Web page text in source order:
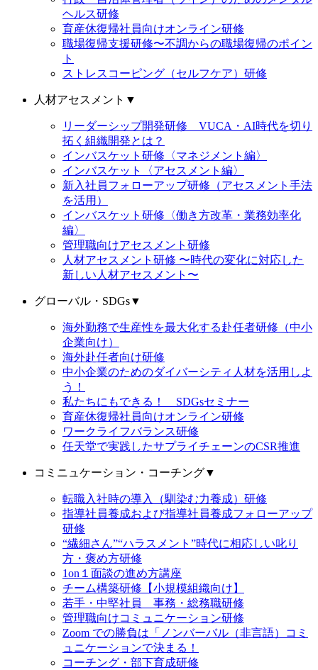
ヘルス研修
育産休復帰社員向けオンライン研修
職場復帰支援研修〜不調からの職場復帰のポイン
ト
ストレスコーピング（セルフケア）研修
人材アセスメント ▼
リーダーシップ開発研修 VUCA・AI時代を切り
拓く組織開発とは？
インバスケット研修〈マネジメント編〉
インバスケット〈アセスメント編〉
新入社員フォローアップ研修（アセスメント手法
を活用）
インバスケット研修〈働き方改革・業務効率化
編〉
管理職向けアセスメント研修
人材アセスメント研修 〜時代の変化に対応した
新しい人材アセスメント〜
グローバル・SDGs▼
海外勤務で生産性を最大化する赴任者研修（中小
企業向け）
海外赴任者向け研修
中小企業のためのダイバーシティ人材を活用しよ
う！
私たちにもできる！ SDGsセミナー
育産休復帰社員向けオンライン研修
ワークライフバランス研修
任天堂で実践したサプライチェーンのCSR推進
コミニュケーション・コーチング▼
転職入社時の導入（馴染む力養成）研修
指導社員養成および指導社員養成フォローアップ
研修
“繊細さん”“ハラスメント”時代に相応しい叱り
方・褒め方研修
1on１面談の進め方講座
チーム構築研修【小規模組織向け】
若手・中堅社員 事務・総務職研修
管理職向けコミュニケーション研修
Zoom での勝負は「ノンバーバル（非言語）コミ
ュニケーションで決まる！
コーチング・部下育成研修